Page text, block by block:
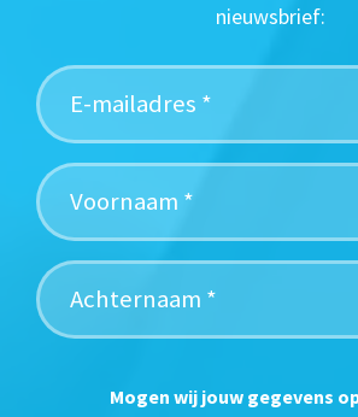
nieuwsbrief:
Mogen wij jouw gegevens